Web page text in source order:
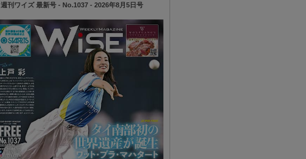
週刊ワイズ 最新号 - No.1037 - 2026年8月5日号